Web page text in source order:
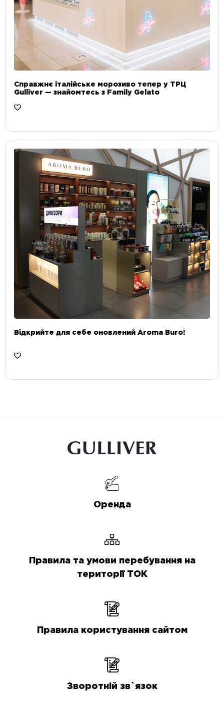
Справжнє італійське морозиво тепер у ТРЦ
Gulliver — знайомтесь з Family Gelato
Відкрийте для себе оновлений Aroma Buro! ⠀
Оренда
Правила та умови перебування на
території ТОК
Правила користування сайтом
Зворотній зв`язок